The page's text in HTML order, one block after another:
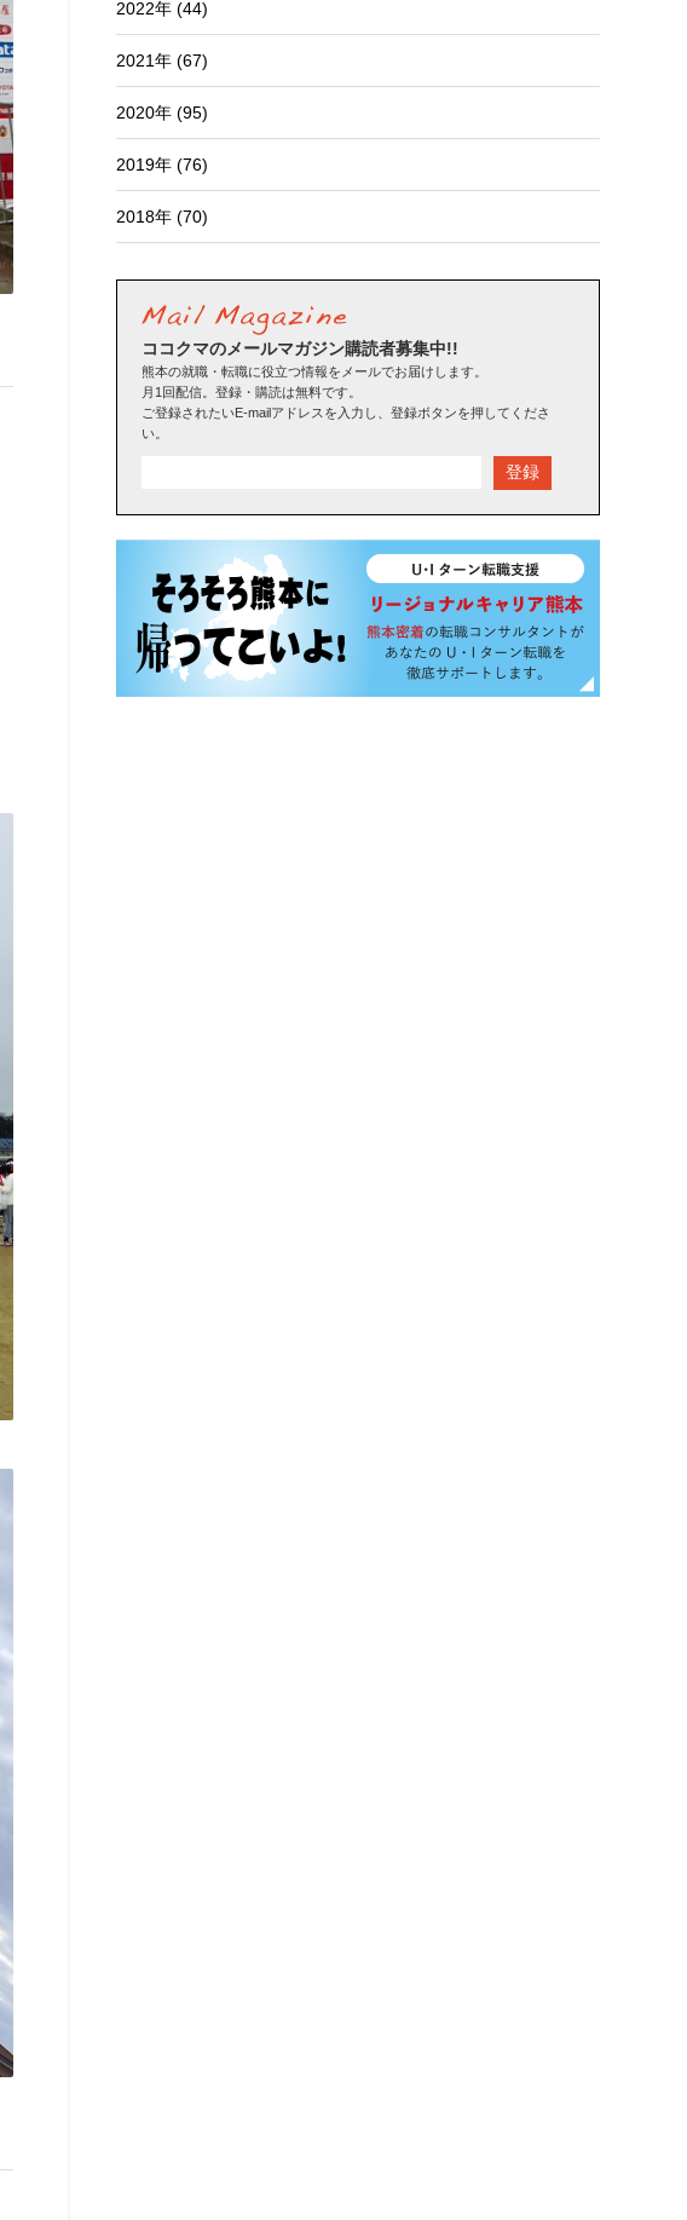
2022年 (44)
2021年 (67)
2020年 (95)
2019年 (76)
2018年 (70)
ココクマのメールマガジン購読者募集中!!
熊本の就職・転職に役立つ情報をメールでお届けします。
月1回配信。登録・購読は無料です。
ご登録されたいE-mailアドレスを入力し、登録ボタンを押してくださ
い。
登録